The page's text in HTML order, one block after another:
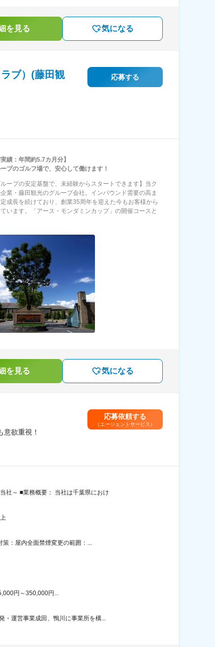
を見る 気になる
ブ）(藤田観
応募する
績：年間約5.7カ月分】
プのゴルフ場で、安心して働けます！
ループの安定基盤で、未経験からスタートできます】当ク
業・藤田観光のグループ会社。インバウンド需要の高ま
成長を続けており、創業35周年を迎えた今もお客様から
います。「アース・モンダミンカップ」の開催コースと
を見る 気になる
欲重視！
応募依頼する
（エージェントサービス）
社～ ■業務概要： 当社は千葉県におけ
：屋内全面禁煙変更の範囲：...
円～350,000円...
・運営事業成田、鴨川に事業所を構...